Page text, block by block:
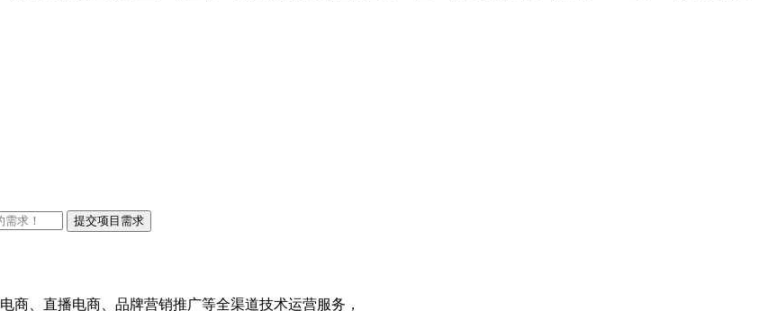
商、直播电商、品牌营销推广等全渠道技术运营服务，